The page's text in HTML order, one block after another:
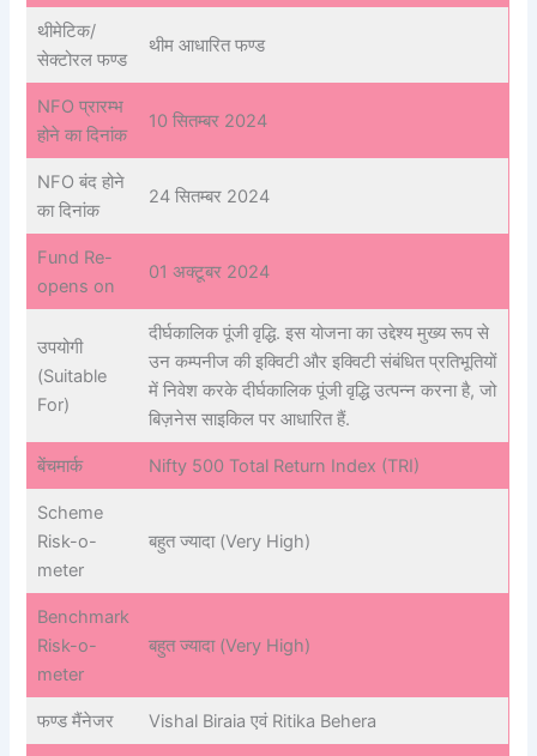
थीमेटिक/
सेक्टोरल फण्ड
थीम आधारित फण्ड
NFO प्रारम्भ
होने का दिनांक
10 सितम्बर 2024
NFO बंद होने
का दिनांक
24 सितम्बर 2024
Fund Re-
opens on
01 अक्टूबर 2024
उपयोगी
(Suitable
For)
दीर्घकालिक पूंजी वृद्धि. इस योजना का उद्देश्य मुख्य रूप से
उन कम्पनीज की इक्विटी और इक्विटी संबंधित प्रतिभूतियों
में निवेश करके दीर्घकालिक पूंजी वृद्धि उत्पन्न करना है, जो
बिज़नेस साइकिल पर आधारित हैं.
बेंचमार्क Nifty 500 Total Return Index (TRI)
Scheme
Risk-o-
meter
बहुत ज्यादा (Very High)
Benchmark
Risk-o-
meter
बहुत ज्यादा (Very High)
फण्ड मैंनेजर Vishal Biraia एवं Ritika Behera